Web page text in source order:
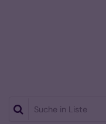
Suche in Liste